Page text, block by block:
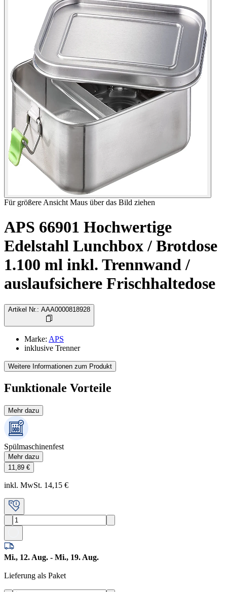
Für größere Ansicht Maus über das Bild ziehen
APS 66901 Hochwertige
Edelstahl Lunchbox / Brotdose
1.100 ml inkl. Trennwand /
auslaufsichere Frischhaltedose
Artikel Nr. : AAA0000818928
Marke: APS
inklusive Trenner
Weitere Informationen zum Produkt
Funktionale Vorteile
Mehr dazu
Spülmaschinenfest
Mehr dazu
11,89 €
inkl. MwSt. 14,15 €
Mi., 12. Aug. - Mi., 19. Aug.
Lieferung als Paket